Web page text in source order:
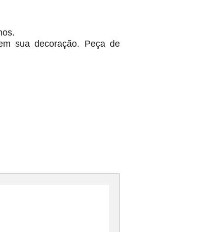
sua decoração. Peça de